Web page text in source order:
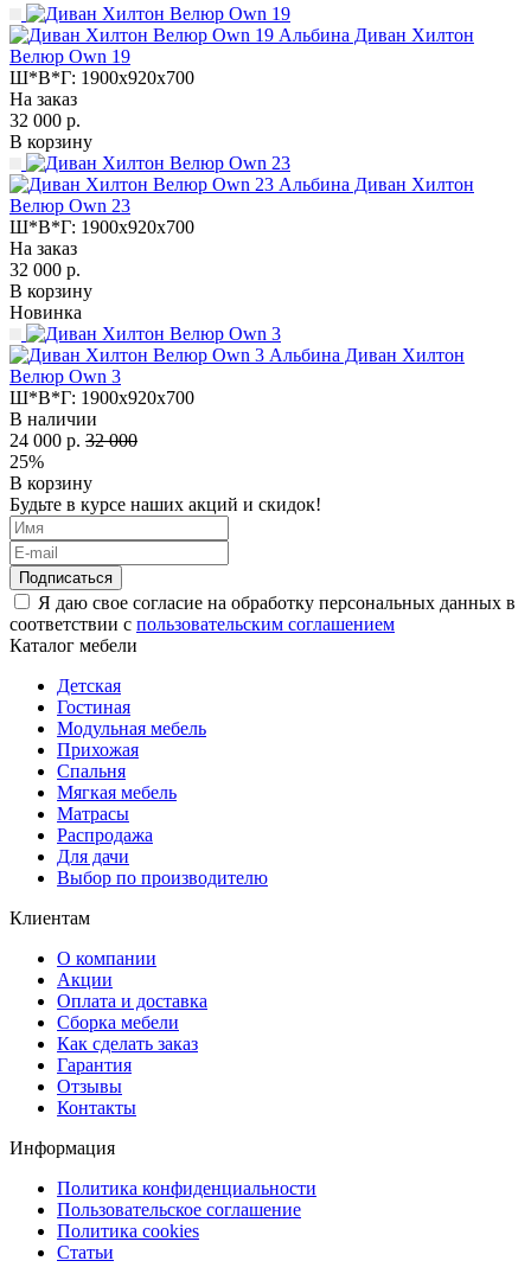
Альбина Диван Хилтон
Велюр Own 19
Ш*В*Г: 1900x920x700
На заказ
32 000 р.
В корзину
Альбина Диван Хилтон
Велюр Own 23
Ш*В*Г: 1900x920x700
На заказ
32 000 р.
В корзину
Новинка
Альбина Диван Хилтон
Велюр Own 3
Ш*В*Г: 1900x920x700
В наличии
24 000 р. 32 000
25%
В корзину
Будьте в курсе наших акций и скидок!
Подписаться
Я даю свое согласие на обработку персональных данных в
соответствии с пользовательским соглашением
Каталог мебели
Детская
Гостиная
Модульная мебель
Прихожая
Спальня
Мягкая мебель
Матрасы
Распродажа
Для дачи
Выбор по производителю
Клиентам
О компании
Акции
Оплата и доставка
Сборка мебели
Как сделать заказ
Гарантия
Отзывы
Контакты
Информация
Политика конфиденциальности
Пользовательское соглашение
Политика cookies
Статьи